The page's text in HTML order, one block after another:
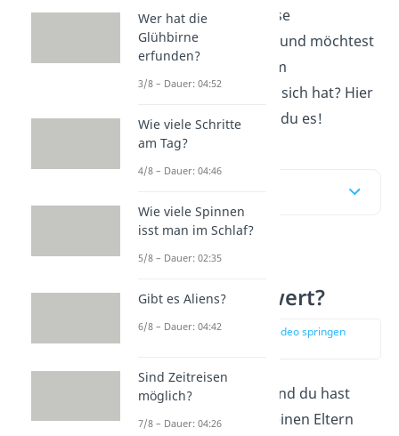
über dir!“Du hast diese
Redewendung gehört und möchtest
wissen, was es mit dem
Damoklesschwert
auf sich hat? Hier
und imVideoerfährst du es!
Was ist das
Damoklesschwert?
zur Stelle im Video springen
Dein Leben läuft gut und du hast
keine Probleme mit deinen Eltern
Wer hat die
Glühbirne
erfunden?
3/8 – Dauer: 04:52
Wie viele Schritte
am Tag?
4/8 – Dauer: 04:46
Wie viele Spinnen
isst man im Schlaf?
5/8 – Dauer: 02:35
Gibt es Aliens?
6/8 – Dauer: 04:42
Sind Zeitreisen
möglich?
7/8 – Dauer: 04:26